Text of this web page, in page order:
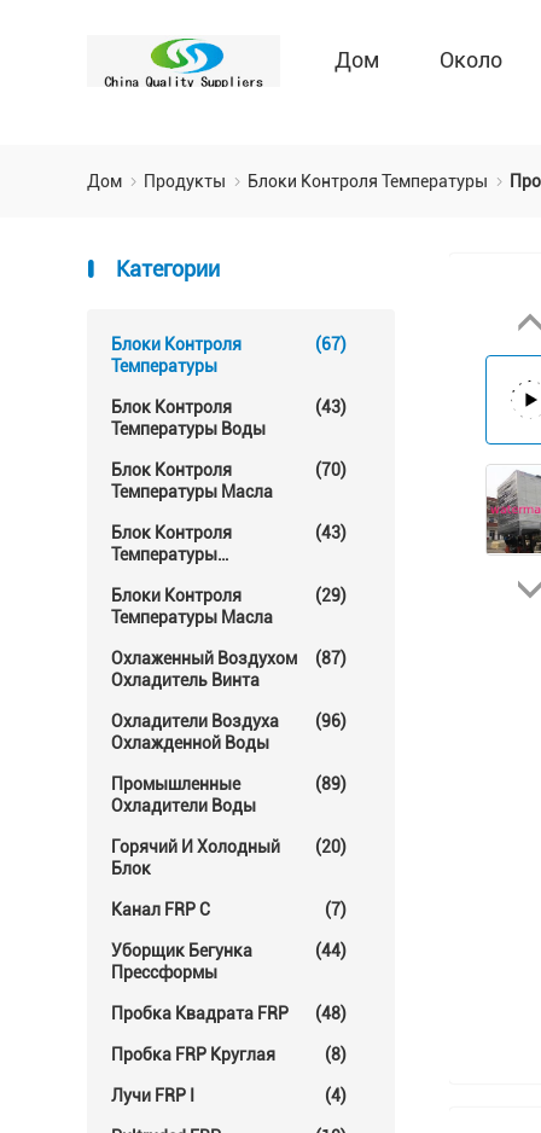
Дом Около
Дом Продукты Блоки Контроля Температуры
Категории
Блоки Контроля
Температуры
(67)
Блок Контроля
Температуры Воды
(43)
Блок Контроля
Температуры Масла
(70)
Блок Контроля
Температуры
(43)
Блоки Контроля
Температуры Масла
(29)
Охлаженный Воздухом
Охладитель Винта
(87)
Охладители Воздуха
Охлажденной Воды
(96)
Промышленные
Охладители Воды
(89)
Горячий И Холодный
Блок
(20)
Канал FRP C (7)
Уборщик Бегунка
Прессформы
(44)
Пробка Квадрата FRP (48)
Пробка FRP Круглая (8)
Лучи FRP I (4)